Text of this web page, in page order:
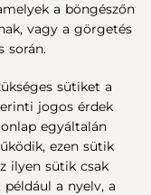
a böngészőn
vagy a görgetés
során.
sütiket a
jogos érdek
egyáltalán
ezen sütik
ilyen sütik csak
a nyelv, a